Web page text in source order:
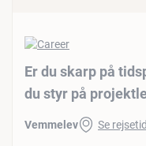
Er du skarp på
du styr på
Vemmelev Se rejsetid